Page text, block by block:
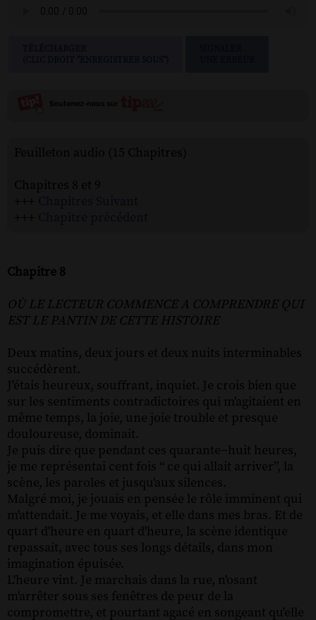
Chapitre 8
OÙ LE LECTEUR COMMENCE A COMPRENDRE QUI
EST LE PANTIN DE CETTE HISTOIRE
Deux matins, deux jours et deux nuits interminables
succédèrent.
J'étais heureux, souffrant, inquiet. Je crois bien que
sur les sentiments contradictoires qui m'agitaient en
même temps, la joie, une joie trouble et presque
douloureuse, dominait.
Je puis dire que pendant ces quarante−huit heures,
je me représentai cent fois “ ce qui allait arriver”, la
scène, les paroles et jusqu'aux silences.
Malgré moi, je jouais en pensée le rôle imminent qui
m'attendait. Je me voyais, et elle dans mes bras. Et de
quart d'heure en quart d'heure, la scène identique
repassait, avec tous ses longs détails, dans mon
imagination épuisée.
L'heure vint. Je marchais dans la rue, n'osant
m'arrêter sous ses fenêtres de peur de la
compromettre, et pourtant agacé en songeant qu'elle